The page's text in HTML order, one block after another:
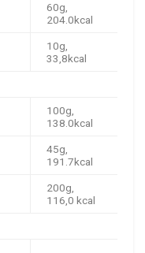
60g,
204.0kcal
10g,
33,8kcal
100g,
138.0kcal
45g,
191.7kcal
200g,
116,0 kcal